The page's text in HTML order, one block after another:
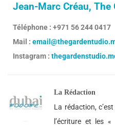
Jean-Marc Créau, The
Téléphone : +971 56 244 0417
Mail :
Instagram :
La Rédaction
La rédaction,
l’écriture et les